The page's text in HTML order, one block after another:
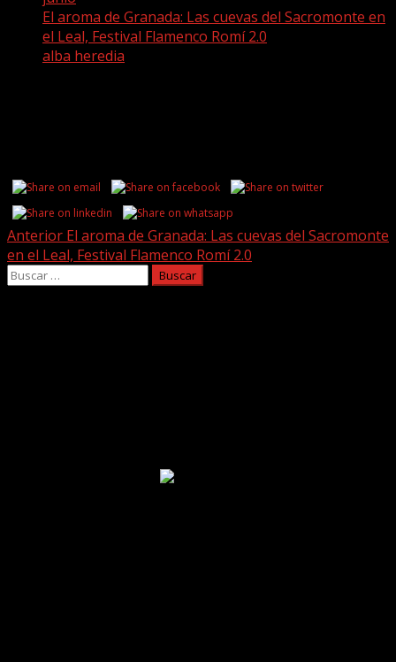
El aroma de Granada: Las cuevas del Sacromonte en
el Leal, Festival Flamenco Romí 2.0
alba heredia
Post
navigation
Anterior El aroma de Granada: Las cuevas del Sacromonte
en el Leal, Festival Flamenco Romí 2.0
Buscar: